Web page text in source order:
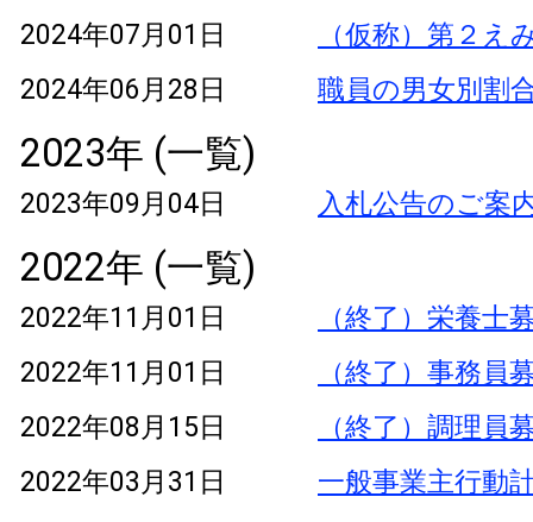
2024年07月01日
（仮称）第２
2024年06月28日
職員の男女別割
2023年 (一覧)
2023年09月04日 入札公告のご案
2022年 (一覧)
2022年11月01日
（終了）栄養士
2022年11月01日
（終了）事務員
2022年08月15日
（終了）調理員
2022年03月31日
一般事業主行動